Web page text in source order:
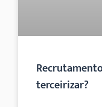
terceirizar?